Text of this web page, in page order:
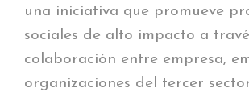
una iniciativa que promueve
sociales de alto impacto a
colaboración entre empresa,
organizaciones del tercer